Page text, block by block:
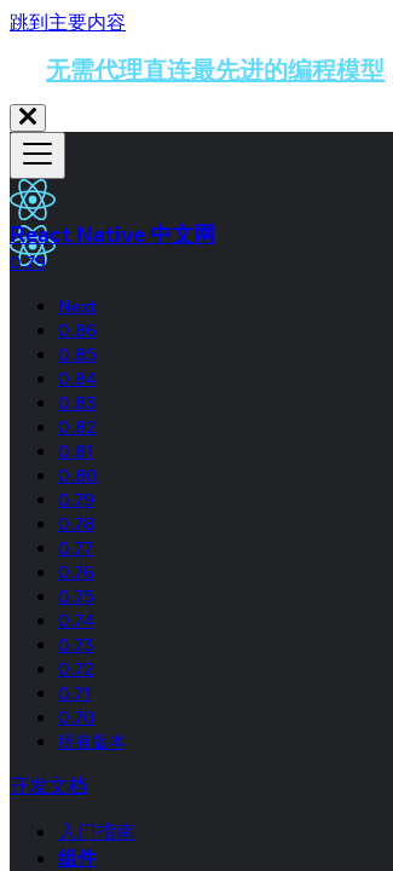
跳到主要内容
无需代理直连最先进的编程模型
React Native 中文网
0.79
Next
0.86
0.85
0.84
0.83
0.82
0.81
0.80
0.79
0.78
0.77
0.76
0.75
0.74
0.73
0.72
0.71
0.70
所有版本
开发文档
入门指南
组件